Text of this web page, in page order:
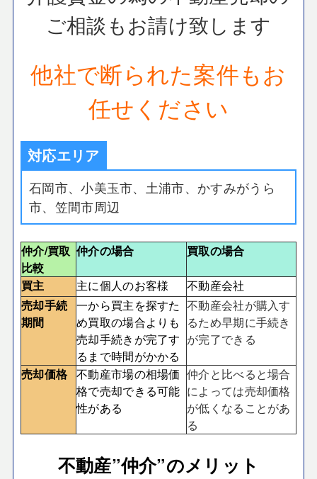
ご相談もお請け致します
他社で断られた案件もお
任せください
対応エリア
石岡市、小美玉市、土浦市、かすみがうら
市、笠間市周辺
仲介/買取
比較
仲介の場合 買取の場合
買主 主に個人のお客様
不動産会社
売却手続
期間
一から買主を探すた
め買取の場合よりも
売却手続きが完了す
るまで時間がかかる
不動産会社が購入す
るため早期に手続き
が完了できる
売却価格 不動産市場の相場価
格で売却できる可能
性がある
仲介と比べると場合
によっては売却価格
が低くなることがあ
る
不動産”仲介”のメリット